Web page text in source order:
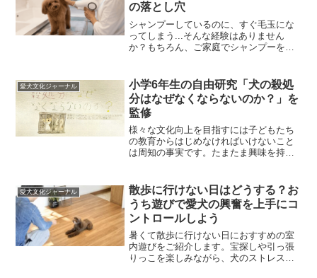
の落とし穴
シャンプーしているのに、すぐ毛玉にな
ってしまう...そんな経験はありません
か？もちろん、ご家庭でシャンプーをし
伺うと、毛玉ができやすいご家庭にはあ
る共通点があります。そ...
愛犬文化ジャーナル
小学6年生の自由研究「犬の殺処
分はなぜなくならないのか？」を
監修
様々な文化向上を目指すには子どもたち
の教育からはじめなければいけないこと
は周知の事実です。たまたま興味を持っ
をもらいました。デリケートなテーマで
すが、日本特有であるペッ...
愛犬文化ジャーナル
散歩に行けない日はどうする？お
うち遊びで愛犬の興奮を上手にコ
ントロールしよう
暑くて散歩に行けない日におすすめの室
内遊びをご紹介します。宝探しや引っ張
りっこを楽しみながら、犬のストレスを